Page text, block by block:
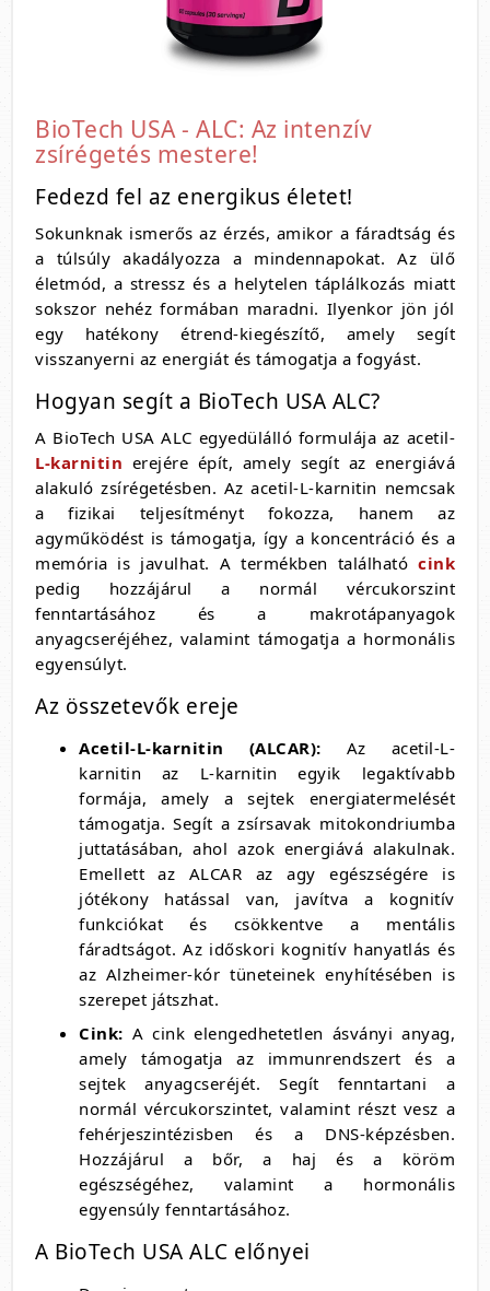
BioTech USA - ALC: Az intenzív
zsírégetés mestere!
Fedezd fel az energikus életet!
Sokunknak ismerős az érzés, amikor a fáradtság és
a túlsúly akadályozza a mindennapokat. Az ülő
életmód, a stressz és a helytelen táplálkozás miatt
sokszor nehéz formában maradni. Ilyenkor jön jól
egy hatékony étrend-kiegészítő, amely segít
visszanyerni az energiát és támogatja a fogyást.
Hogyan segít a BioTech USA ALC?
A BioTech USA ALC egyedülálló formulája az acetil-
L-karnitin erejére épít, amely segít az energiává
alakuló zsírégetésben. Az acetil-L-karnitin nemcsak
a fizikai teljesítményt fokozza, hanem az
agyműködést is támogatja, így a koncentráció és a
memória is javulhat. A termékben található cink
pedig hozzájárul a normál vércukorszint
fenntartásához és a makrotápanyagok
anyagcseréjéhez, valamint támogatja a hormonális
egyensúlyt.
Az összetevők ereje
Acetil-L-karnitin (ALCAR): Az acetil-L-
karnitin az L-karnitin egyik legaktívabb
formája, amely a sejtek energiatermelését
támogatja. Segít a zsírsavak mitokondriumba
juttatásában, ahol azok energiává alakulnak.
Emellett az ALCAR az agy egészségére is
jótékony hatással van, javítva a kognitív
funkciókat és csökkentve a mentális
fáradtságot. Az időskori kognitív hanyatlás és
az Alzheimer-kór tüneteinek enyhítésében is
szerepet játszhat.
Cink: A cink elengedhetetlen ásványi anyag,
amely támogatja az immunrendszert és a
sejtek anyagcseréjét. Segít fenntartani a
normál vércukorszintet, valamint részt vesz a
fehérjeszintézisben és a DNS-képzésben.
Hozzájárul a bőr, a haj és a köröm
egészségéhez, valamint a hormonális
egyensúly fenntartásához.
A BioTech USA ALC előnyei